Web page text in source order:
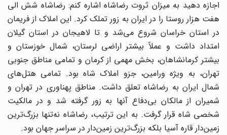
اجازه دهید به میزان ثروت رضاشاه اشاره کنم: رضاشاه شش الی
هفت هزار روستا را در ایران به زور تملک کرد. این املاک از فریمان
در استان خراسان شروع می‌شد و تا لاهیجان در استان گیلان
امتداد داشت و عملاً بیشتر اراضی لرستان، شمال خوزستان و
بیشتر کرمانشاهان، بخش مهمی از کرمان و تمامی مناطق جنوبی
تهران، به ویژه ورامین، جزو املاک شاه بود. تمامی هتل‌های
شمال ایران به رضاشاه تعلق داشت. مناطق پهناوری در تهران و
شمیران از مالکان بی‌دفاع آنها به زور گرفته شد و در مالکیت
شخصی شاه قرار گرفت. به این ترتیب، رضاشاه نه‌تنها بزرگ‌ترین
زمین‌دار قاره آسیا بلکه بزرگ‌ترین زمین‌دار در سراسر جهان بود.